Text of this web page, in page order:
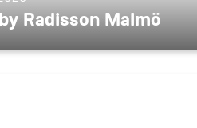
Radisson Malmö